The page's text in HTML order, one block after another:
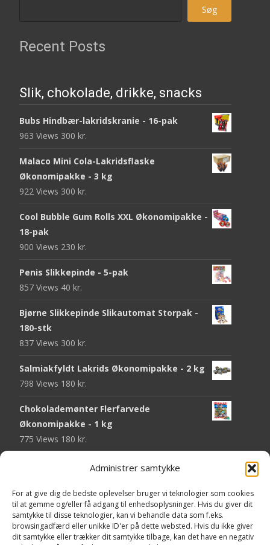
Administrer samtykke
For at give dig de bedste oplevelser bruger vi teknologier som cookies
til at gemme og/eller få adgang til enhedsoplysninger. Hvis du giver dit
samtykke til disse teknologier, kan vi behandle data som f.eks.
browsingadfærd eller unikke ID'er på dette websted. Hvis du ikke giver
dit samtykke eller trækker dit samtykke tilbage, kan det have en negativ
Søg
Recent Posts
Slik, chokolade, drikke, snacks
Bubs Hindbær-lakridskranie - 16-pak
963 Views 300 kr.
Malaco Mini Cola-Lakridsflaske
Økonomipakke - 3 kg
922 Views 300 kr.
Cool Bubble Gum Rolls XXL Økonomipakke -
18-pak
900 Views 230 kr.
Penis Slikkepinde - 5-pak
857 Views 40 kr.
Bjørne Slikkepinde Slikautomat Storpak -
180-stk
837 Views 300 kr.
Salmiakfyldt Lakrids Økonomipakke - 2 kg
798 Views 180 kr.
Chokolademønter Flerfarvede
Økonomipakke - 1 kg
775 Views 180 kr.
Malaco Stjerner Lakrids - 92 gram
Pringles Hot & Spicy - 165 gram
751 Views40 kr.